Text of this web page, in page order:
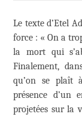
Le texte d’Etel
force : « On a
la mort qui
Finalement,
qu’on se plaît
présence d’un
projetées sur la